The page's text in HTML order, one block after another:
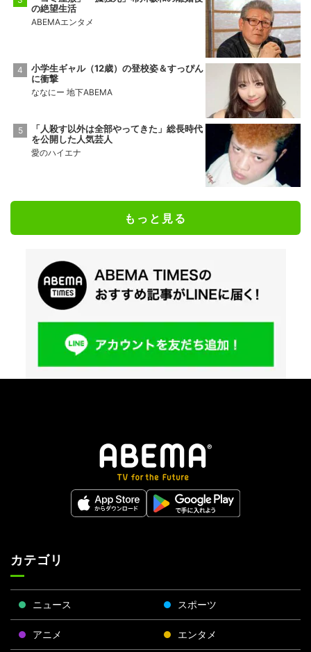
の絶望生活
ABEMAエンタメ
小学生ギャル（12歳）の登校姿＆すっぴん
に衝撃
ななにー 地下ABEMA
「人殺す以外は全部やってきた」総長時代
を公開した人気芸人
愛のハイエナ
もっと見る
カテゴリ
ニュース スポーツ
アニメ エンタメ